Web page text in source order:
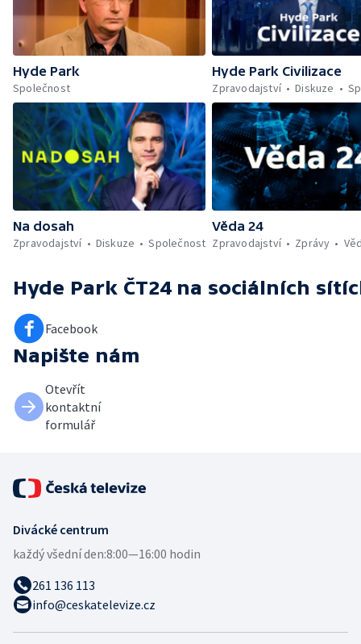
Hyde Park
Společnost
Hyde Park Civilizace
Zpravodajství
Diskuze
Na dosah
Zpravodajství
Diskuze Společnost
Věda 24
Zpravodajství
Zprávy
Hyde Park ČT24 na sociálních
Facebook
Napište nám
Otevřít
kontaktní
formulář
Divácké centrum
každý všední den:8:00—16:00 hodin
261 136 113
info@ceskatelevize.cz